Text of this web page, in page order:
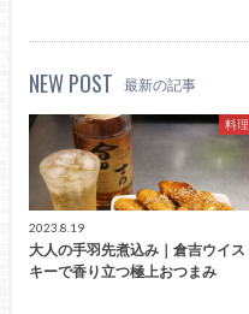
NEW POST 最新の記事
料理
2023.8.19
大人の手羽先煮込み｜倉吉ウイス
キーで香り立つ極上おつまみ